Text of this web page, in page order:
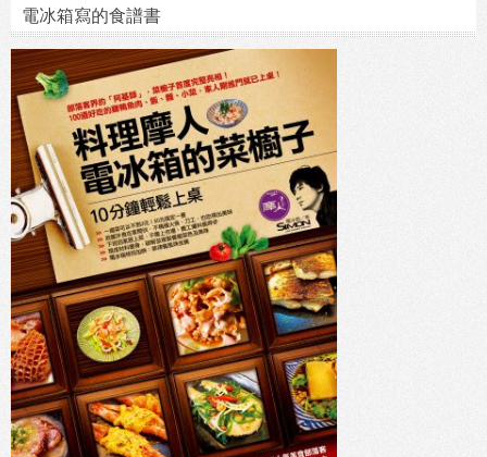
電冰箱寫的食譜書